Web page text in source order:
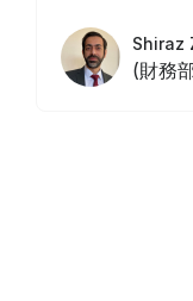
Shiraz
(財務